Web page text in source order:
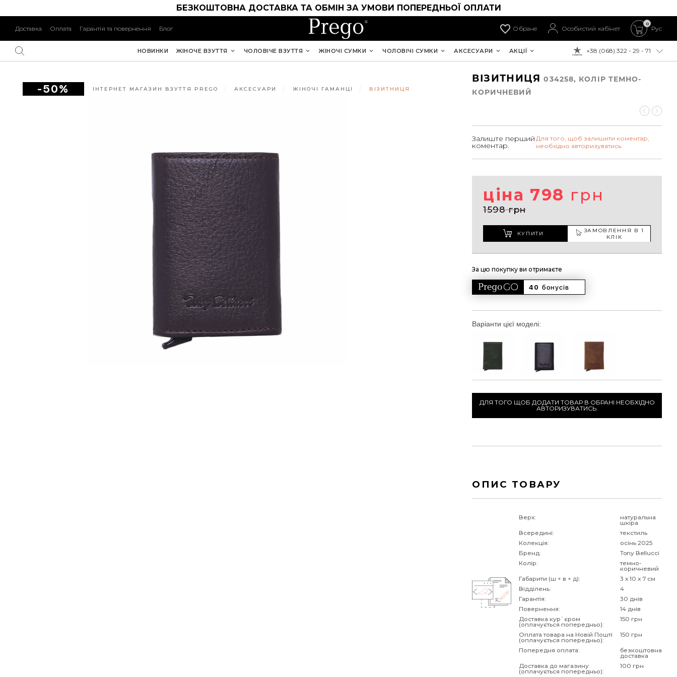
БЕЗКОШТОВНА ДОСТАВКА ТА ОБМІН ЗА УМОВИ ПОПЕРЕДНЬОЇ ОПЛАТИ
Доставка Оплата Гарантія та повернення Блог Обране Особистий кабінет
0
Рус
ДО ОПЛАТИ:
+38 (068) 322 - 29 - 71
НОВИНКИ ЖІНОЧЕ ВЗУТТЯ ЧОЛОВІЧЕ ВЗУТТЯ ЖІНОЧІ СУМКИ ЧОЛОВІЧІ СУМКИ АКСЕСУАРИ АКЦІЇ
-50% ІНТЕРНЕТ МАГАЗИН ВЗУТТЯ PREGO АКСЕСУАРИ ЖІНОЧІ ГАМАНЦІ ВІЗИТНИЦЯ
ВІЗИТНИЦЯ034258, КОЛIР ТЕМНО-
КОРИЧНЕВИЙ
Залиште перший
коментар.
Для того, щоб залишити коментар,
необхідно авторизуватись.
ціна 798 грн
1598 грн
КУПИТИ
ЗАМОВЛЕННЯ В 1
КЛІК
За цю покупку ви отримаєте
40 бонусів
Варіанти цієї моделі:
ДЛЯ ТОГО ЩОБ ДОДАТИ ТОВАР В ОБРАНІ НЕОБХІДНО
АВТОРИЗУВАТИСЬ.
ОПИС ТОВАРУ
Верх: натуральна
шкіра
Всередині:
текстиль
Колекція:
осінь 2025
Бренд:
Tony Bellucci
Колір:
темно-
коричневий
Габарити (ш × в × д):
3 x 10 x 7 см
Відділень:
4
Гарантія:
30 днів
Повернення:
14 днів
Доставка кур`єром
(оплачується попередньо):
150 грн
Оплата товара на Новій Пошті
(оплачується попередньо):
150 грн
Попередня оплата: безкоштовна
доставка
Доставка до магазину
(оплачується попередньо):
100 грн